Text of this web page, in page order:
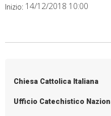
Inizio: 14/12/2018 10:00
Chiesa Cattolica Italiana
Ufficio Catechistico